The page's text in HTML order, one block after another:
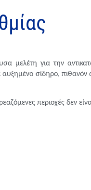
μελέτη για την
σίδηρο, πιθανόν
περιοχές δεν